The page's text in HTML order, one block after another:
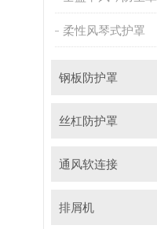
柔性风琴式护罩
钢板防护罩
丝杠防护罩
通风软连接
排屑机